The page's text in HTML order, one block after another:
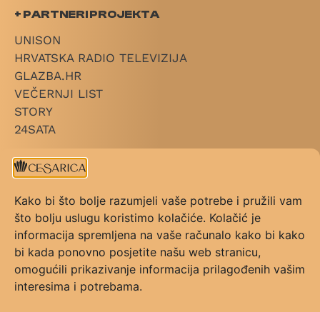
Kako bi što bolje razumjeli vaše potrebe i pružili vam
što bolju uslugu koristimo kolačiće. Kolačić je
informacija spremljena na vaše računalo kako bi kako
bi kada ponovno posjetite našu web stranicu,
omogućili prikazivanje informacija prilagođenih vašim
interesima i potrebama.
+ PARTNERI PROJEKTA
UNISON
HRVATSKA RADIO TELEVIZIJA
GLAZBA.HR
VEČERNJI LIST
STORY
24SATA
+ LINKOVI
KATEGORIJE
PRAVILNIK NAGRADE
PRAVILNIK GLASOVANJA
KONTAKT
UVJETI KORIŠTENJA
FAQ